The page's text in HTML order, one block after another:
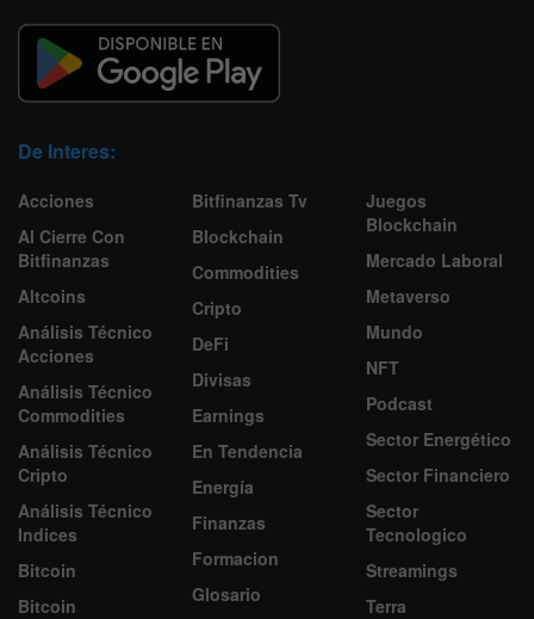
De Interes:
Acciones
Al Cierre Con
Bitfinanzas
Altcoins
Análisis Técnico
Acciones
Análisis Técnico
Commodities
Análisis Técnico
Cripto
Análisis Técnico
Indices
Bitcoin
Bitcoin
Bitfinanzas Tv
Blockchain
Commodities
Cripto
DeFi
Divisas
Earnings
En Tendencia
Energía
Finanzas
Formacion
Glosario
Juegos
Blockchain
Mercado Laboral
Metaverso
Mundo
NFT
Podcast
Sector Energético
Sector Financiero
Sector
Tecnologico
Streamings
Terra